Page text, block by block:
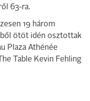
63-ra.
19 három
ötöt idén osztottak
Plaza Athénée
Table Kevin Fehling